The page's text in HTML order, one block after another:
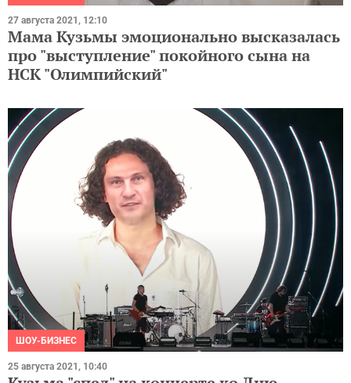
27 августа 2021, 12:10
Мама Кузьмы эмоционально высказалась
про "выступление" покойного сына на
НСК "Олимпийский"
ШОУ-БИЗНЕС
25 августа 2021, 10:40